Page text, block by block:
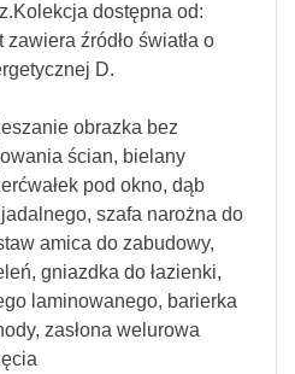
dostępna od:
źródło światła o
D.
obrazka bez
ścian, bielany
pod okno, dąb
szafa narożna do
amica do zabudowy,
gniazdka do łazienki,
laminowanego, barierka
zasłona welurowa